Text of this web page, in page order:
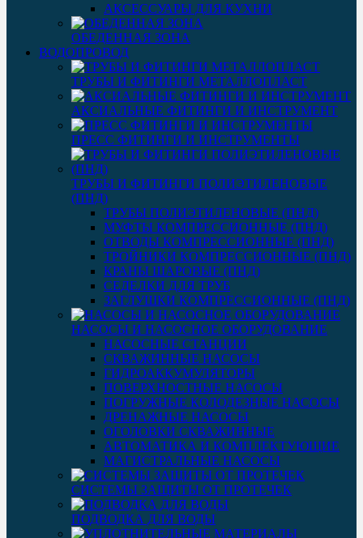
АКСЕССУАРЫ ДЛЯ КУХНИ
ОБЕДЕННАЯ ЗОНА
ВОДОПРОВОД
ТРУБЫ И ФИТИНГИ МЕТАЛЛОПЛАСТ
АКСИАЛЬНЫЕ ФИТИНГИ И ИНСТРУМЕНТ
ПРЕСС ФИТИНГИ И ИНСТРУМЕНТЫ
ТРУБЫ И ФИТИНГИ ПОЛИЭТИЛЕНОВЫЕ
(ПНД)
ТРУБЫ ПОЛИЭТИЛЕНОВЫЕ (ПНД)
МУФТЫ КОМПРЕССИОННЫЕ (ПНД)
ОТВОДЫ КОМПРЕССИОННЫЕ (ПНД)
ТРОЙНИКИ КОМПРЕССИОННЫЕ (ПНД)
КРАНЫ ШАРОВЫЕ (ПНД)
СЕДЕЛКИ ДЛЯ ТРУБ
ЗАГЛУШКИ КОМПРЕССИОННЫЕ (ПНД)
НАСОСЫ И НАСОСНОЕ ОБОРУДОВАНИЕ
НАСОСНЫЕ СТАНЦИИ
СКВАЖИННЫЕ НАСОСЫ
ГИДРОАККУМУЛЯТОРЫ
ПОВЕРХНОСТНЫЕ НАСОСЫ
ПОГРУЖНЫЕ КОЛОДЕЗНЫЕ НАСОСЫ
ДРЕНАЖНЫЕ НАСОСЫ
ОГОЛОВКИ СКВАЖИННЫЕ
АВТОМАТИКА И КОМПЛЕКТУЮЩИЕ
МАГИСТРАЛЬНЫЕ НАСОСЫ
СИСТЕМЫ ЗАЩИТЫ ОТ ПРОТЕЧЕК
ПОДВОДКА ДЛЯ ВОДЫ